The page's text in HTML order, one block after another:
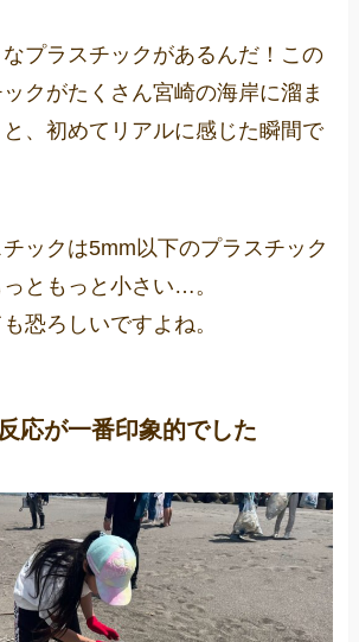
なプラスチックがあるんだ！この
クがたくさん宮崎の海岸に溜ま
、初めてリアルに感じた瞬間で
ックは5mm以下のプラスチック
ともっと小さい…。
恐ろしいですよね。
応が一番印象的でした